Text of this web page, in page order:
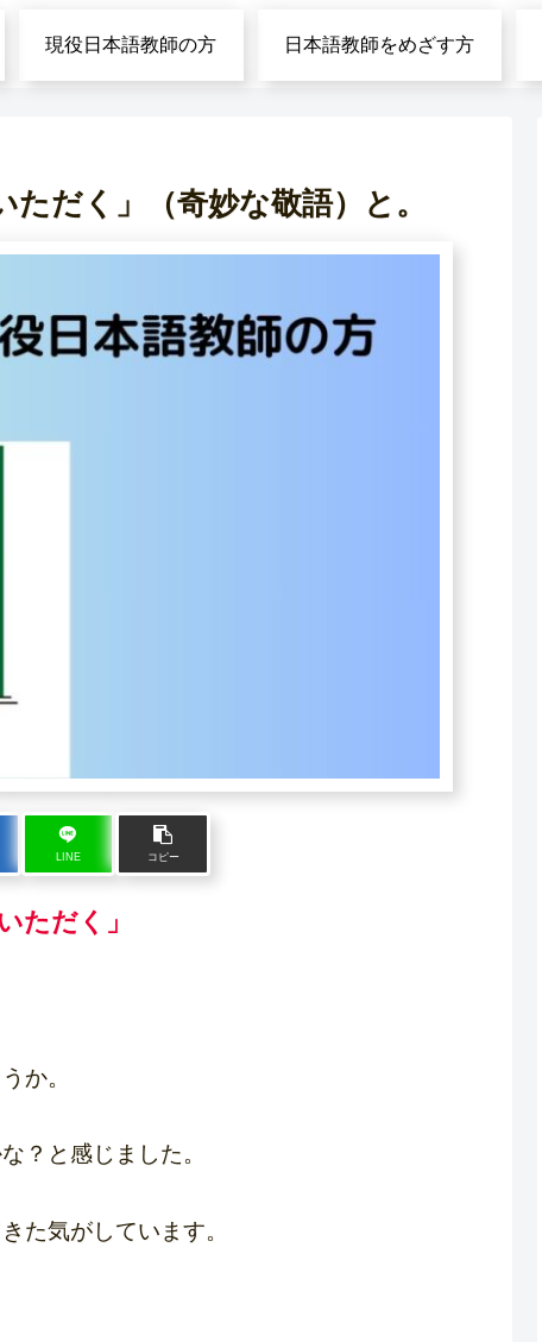
現役日本語教師の方 日本語教師をめざす方
だく」（奇妙な敬語）と。
LINE コピー
ただく」
か。
？と感じました。
た気がしています。